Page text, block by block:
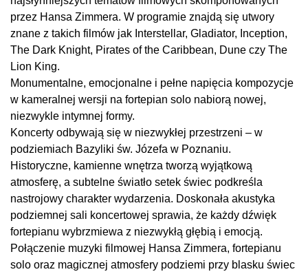
przez Hansa Zimmera. W programie znajdą się utwory
znane z takich filmów jak Interstellar, Gladiator, Inception,
The Dark Knight, Pirates of the Caribbean, Dune czy The
Lion King.
Monumentalne, emocjonalne i pełne napięcia kompozycje
w kameralnej wersji na fortepian solo nabiorą nowej,
niezwykle intymnej formy.
Koncerty odbywają się w niezwykłej przestrzeni – w
podziemiach Bazyliki św. Józefa w Poznaniu.
Historyczne, kamienne wnętrza tworzą wyjątkową
atmosferę, a subtelne światło setek świec podkreśla
nastrojowy charakter wydarzenia. Doskonała akustyka
podziemnej sali koncertowej sprawia, że każdy dźwięk
fortepianu wybrzmiewa z niezwykłą głębią i emocją.
Połączenie muzyki filmowej Hansa Zimmera, fortepianu
solo oraz magicznej atmosfery podziemi przy blasku świec